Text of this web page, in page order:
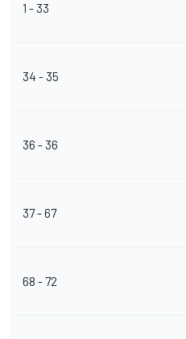
1 - 33
34 - 35
36 - 36
37 - 67
68 - 72